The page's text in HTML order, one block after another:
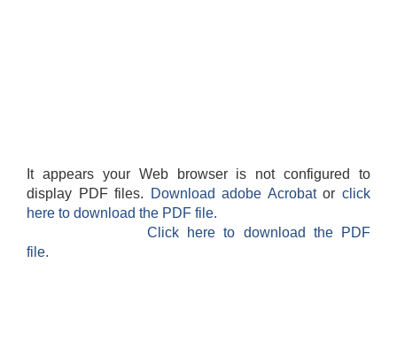
It appears your Web browser is not configured to
display PDF files.
Download adobe Acrobatorclick
here to download the PDF file.
Click here to download the PDF
file.